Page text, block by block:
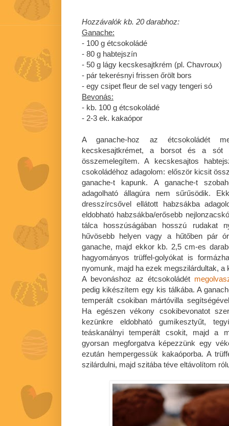
Hozzávalók kb. 20 darabhoz:
Ganache:
- 100 g étcsokoládé
- 80 g habtejszín
- 50 g lágy kecskesajtkrém (pl. Chavroux)
- pár tekerésnyi frissen őrölt bors
- egy csipet fleur de sel vagy tengeri só
Bevonás:
- kb. 100 g étcsokoládé
- 2-3 ek. kakaópor
A ganache-hoz az étcsokoládét
kecskesajtkrémet, a borsot és a sót
összemelegítem. A kecskesajtos
csokoládéhoz adagolom: először kicsit
ganache-t kapunk. A ganache-t
adagolható állagúra nem sűrűsödik.
dresszírcsővel ellátott habzsákba
eldobható habzsákba/erősebb
tálca hosszúságában hosszú rudakat
hűvösebb helyen vagy a hűtőben pár
ganache, majd ekkor kb. 2,5 cm-es
hagyományos trüffel-golyókat is
nyomunk, majd ha ezek megszilárdultak, a
A bevonáshoz az étcsokoládét
pedig kikészítem egy kis tálkába. A
temperált csokiban mártóvilla
Ha egészen vékony csokibevonatot
kezünkre eldobható gumikesztyűt,
teáskanálnyi temperált csokit, majd a
gyorsan megforgatva képezzünk egy
ezután hempergessük kakaóporba. A
szilárdulni, majd szitába téve eltávolítom